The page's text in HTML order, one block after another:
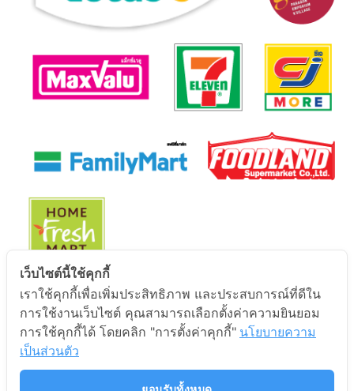
นโยบายการคุ้มครองข้อมูลส่วนบุคคล
นโยบายการคุ้มครองข้อมูลส่วนบุคคล
เว็บไซต์นี้ใช้คุกกี้
เราใช้คุกกี้เพื่อเพิ่มประสิทธิภาพ และประสบการณ์ที่ดีใน
การใช้งานเว็บไซต์ คุณสามารถเลือกตั้งค่าความยินยอม
การใช้คุกกี้ได้ โดยคลิก "การตั้งค่าคุกกี้" นโยบายความ
เป็นส่วนตัว